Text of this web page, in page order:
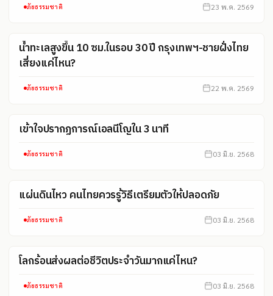
ภัยธรรมชาติ 23 พ.ค. 2569
น้ำทะเลสูงขึ้น 10 ซม.ในรอบ 30 ปี กรุงเทพฯ-ชายฝั่งไทย
เสี่ยงแค่ไหน?
ภัยธรรมชาติ 22 พ.ค. 2569
เข้าใจปรากฏการณ์เอลนีโญใน 3 นาที
ภัยธรรมชาติ 03 มิ.ย. 2568
แผ่นดินไหว คนไทยควรรู้วิธีเตรียมตัวให้ปลอดภัย
ภัยธรรมชาติ 03 มิ.ย. 2568
โลกร้อนส่งผลต่อชีวิตประจำวันมากแค่ไหน?
ภัยธรรมชาติ 03 มิ.ย. 2568